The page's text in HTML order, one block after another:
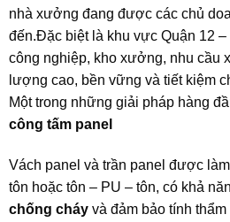
nhà xưởng đang được các chủ
đến.Đặc biệt là khu vực Quận 12
công nghiệp, kho xưởng, nhu cầu
lượng cao, bền vững và tiết kiệm
Một trong những giải pháp hàng
công tấm panel
Vách panel và trần panel được
tôn hoặc tôn – PU – tôn, có khả
chống cháyvà đảm bảo tính